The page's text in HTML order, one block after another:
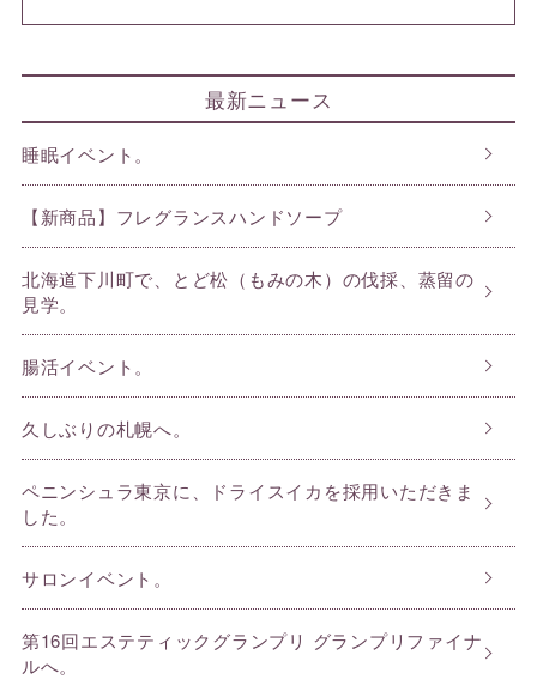
最新ニュース
睡眠イベント。
【新商品】フレグランスハンドソープ
北海道下川町で、とど松（もみの木）の伐採、蒸留の
見学。
腸活イベント。
久しぶりの札幌へ。
ペニンシュラ東京に、ドライスイカを採用いただきま
した。
サロンイベント。
第16回エステティックグランプリ グランプリファイナ
ルへ。